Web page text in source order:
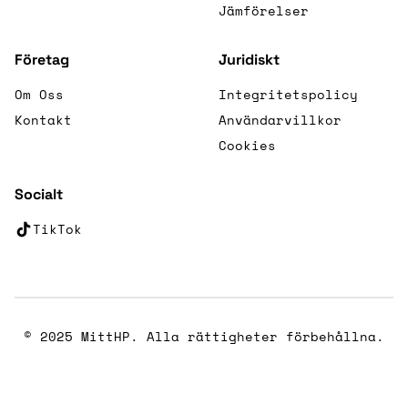
Jämförelser
Företag
Om Oss
Kontakt
Juridiskt
Integritetspolicy
Användarvillkor
Cookies
Socialt
TikTok
(öppnas i nytt fönster)
© 2025 MittHP. Alla rättigheter förbehållna.